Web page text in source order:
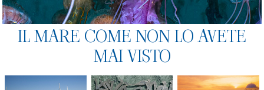
IL MARE COME NON LO AVETE
MAI VISTO